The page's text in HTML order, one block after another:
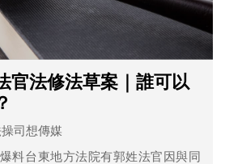
官法修法草案｜誰可以
司想傳媒
料台東地方法院有郭姓法官因與同